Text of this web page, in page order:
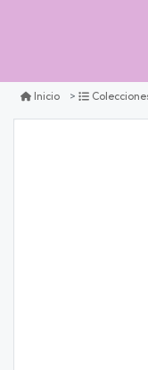
Inicio